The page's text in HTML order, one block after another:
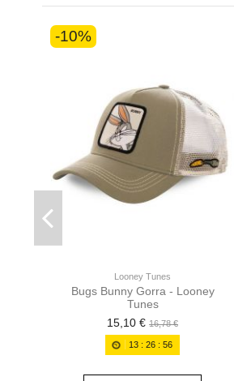
-10%
Looney Tunes
Bugs Bunny Gorra - Looney
Tunes
15,10 € 16,78 €
13 :26 :56